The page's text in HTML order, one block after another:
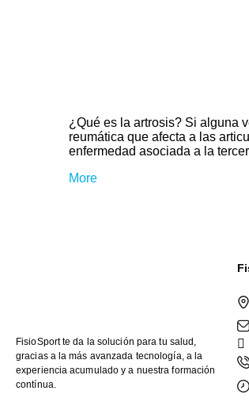
¿Qué es la artrosis? Si alguna
reumática que afecta a las
enfermedad asociada a la
More
FisioSport te da la solución para tu salud,
gracias a la más avanzada tecnología, a la
experiencia acumulado y a nuestra formación
contínua.